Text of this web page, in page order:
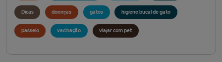
Dicas doenças gatos higiene bucal de gato
passeio vacinação viajar com pet